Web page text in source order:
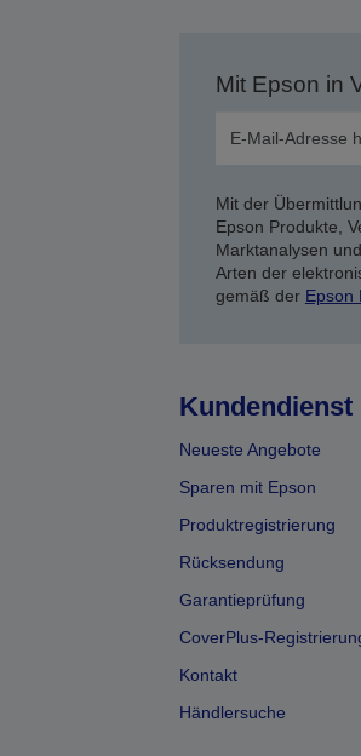
Mit Epson in
Mit der
Epson Produkte,
Marktanalysen
Arten der
gemäß der Epson
Kundendienst
Neueste Angebote
Sparen mit Epson
Produktregistrierung
Rücksendung
Garantieprüfung
CoverPlus-
Kontakt
Händlersuche